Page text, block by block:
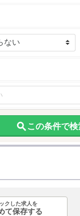
この条件で検
クした求人を
て保存する